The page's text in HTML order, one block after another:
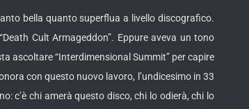
bella quanto superflua a livello discografico.
Cult Armageddon”. Eppure aveva un tono
ascoltare “Interdimensional Summit” per capire
con questo nuovo lavoro, l’undicesimo in 33
c’è chi amerà questo disco, chi lo odierà, chi lo